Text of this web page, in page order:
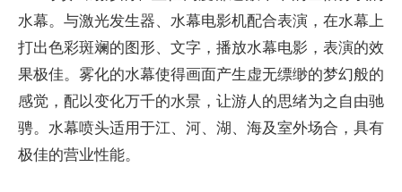
水幕。与激光发生器、水幕电影机配合表演，在水幕上
打出色彩斑斓的图形、文字，播放水幕电影，表演的效
果极佳。雾化的水幕使得画面产生虚无缥缈的梦幻般的
感觉，配以变化万千的水景，让游人的思绪为之自由驰
骋。水幕喷头适用于江、河、湖、海及室外场合，具有
极佳的营业性能。